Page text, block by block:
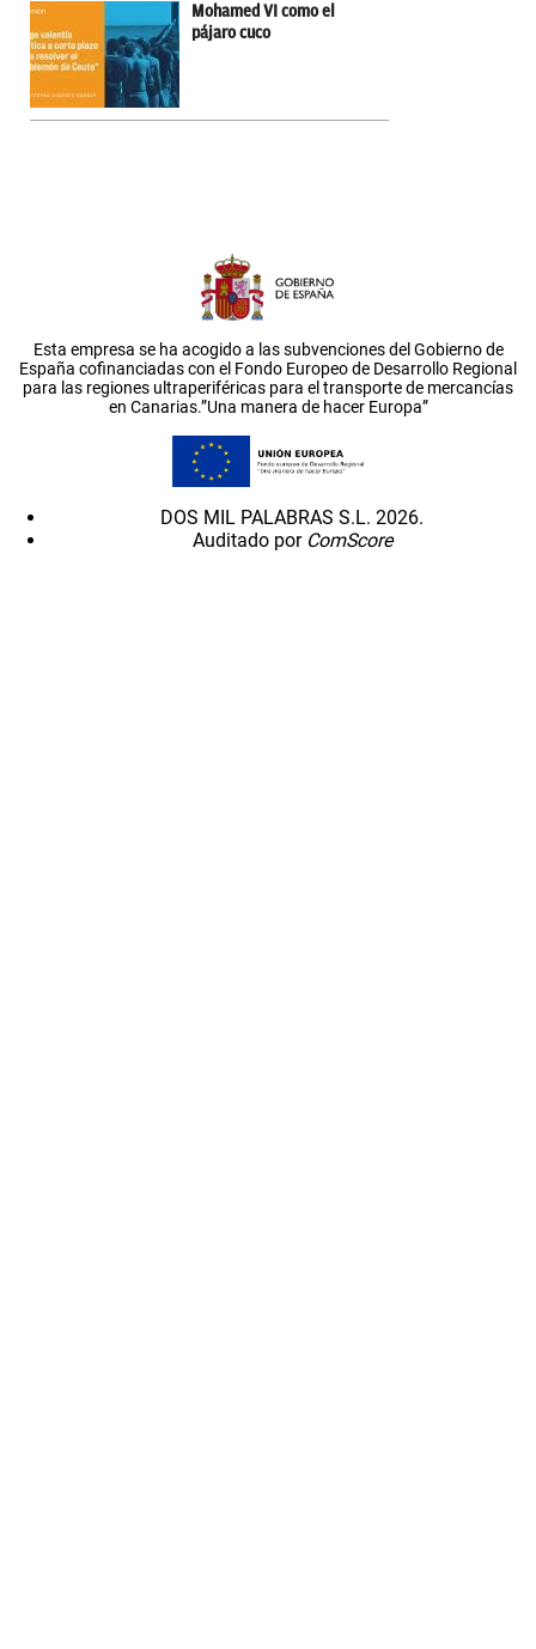
Mohamed VI como el
pájaro cuco
Esta empresa se ha acogido a las subvenciones del Gobierno de
España cofinanciadas con el Fondo Europeo de Desarrollo Regional
para las regiones ultraperiféricas para el transporte de mercancías
en Canarias.”Una manera de hacer Europa”
DOS MIL PALABRAS S.L. 2026.
Auditado por ComScore